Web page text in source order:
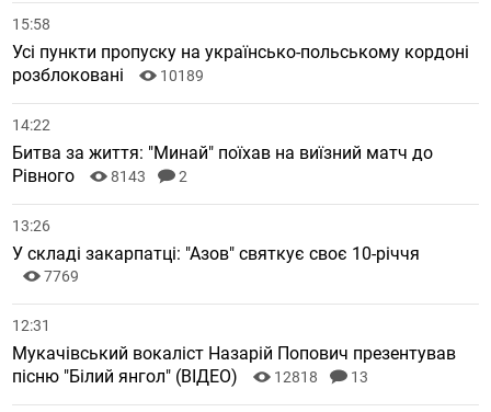
15:58
Усі пункти пропуску на українсько-польському кордоні
розблоковані
10189
14:22
Битва за життя: "Минай" поїхав на виїзний матч до
Рівного
8143 2
13:26
У складі закарпатці: "Азов" святкує своє 10-річчя
7769
12:31
Мукачівський вокаліст Назарій Попович презентував
пісню "Білий янгол" (ВІДЕО)
12818 13